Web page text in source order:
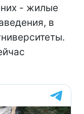
них - жилые
в